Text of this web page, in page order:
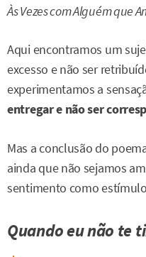
Às Vezes com Alguém que
Aqui encontramos um
excesso e não ser
experimentamos a
entregar e não ser
Mas a conclusão do
ainda que não sejamos
sentimento como
Quando eu não te